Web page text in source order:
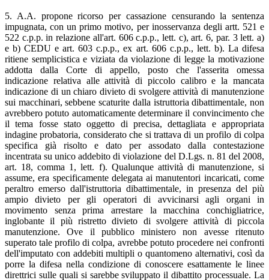
5. A.A. propone ricorso per cassazione censurando la sentenza
impugnata, con un primo motivo, per inosservanza degli artt. 521 e
522 c.p.p. in relazione all'art. 606 c.p.p., lett. c), art. 6, par. 3 lett. a)
e b) CEDU e art. 603 c.p.p., ex art. 606 c.p.p., lett. b). La difesa
ritiene semplicistica e viziata da violazione di legge la motivazione
addotta dalla Corte di appello, posto che l'asserita omessa
indicazione relativa alle attività di piccolo calibro e la mancata
indicazione di un chiaro divieto di svolgere attività di manutenzione
sui macchinari, sebbene scaturite dalla istruttoria dibattimentale, non
avrebbero potuto automaticamente determinare il convincimento che
il tema fosse stato oggetto di precisa, dettagliata e appropriata
indagine probatoria, considerato che si trattava di un profilo di colpa
specifica già risolto e dato per assodato dalla contestazione
incentrata su unico addebito di violazione del D.Lgs. n. 81 del 2008,
art. 18, comma 1, lett. f). Qualunque attività di manutenzione, si
assume, era specificamente delegata ai manutentori incaricati, come
peraltro emerso dall'istruttoria dibattimentale, in presenza del più
ampio divieto per gli operatori di avvicinarsi agli organi in
movimento senza prima arrestare la macchina conchigliatrice,
inglobante il più ristretto divieto di svolgere attività di piccola
manutenzione. Ove il pubblico ministero non avesse ritenuto
superato tale profilo di colpa, avrebbe potuto procedere nei confronti
dell'imputato con addebiti multipli o quantomeno alternativi, così da
porre la difesa nella condizione di conoscere esattamente le linee
direttrici sulle quali si sarebbe sviluppato il dibattito processuale. La